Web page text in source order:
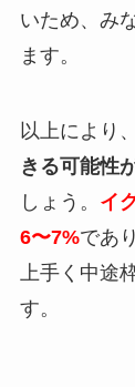
いため、み
ます。
以上により、
きる可能性
しょう。 イ
6〜7%であ
上手く中途
す。